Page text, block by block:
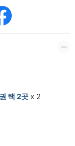
택 2곳 x 2